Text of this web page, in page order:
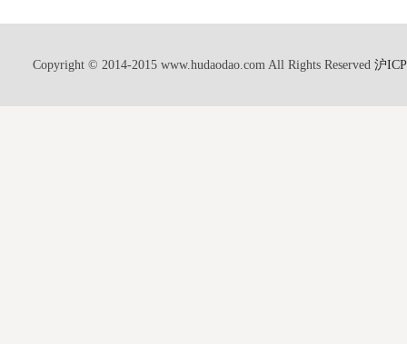
Copyright © 2014-2015 www.hudaodao.com All Rights Reserved 沪